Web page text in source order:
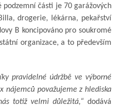
části je 70 garážových
drogerie, lékárna, pekařství
B koncipováno pro soukromé
organizace, a to především
pravidelné údržbě ve výborné
nájemců považujeme z hlediska
totiž velmi důležitá,“ dodává